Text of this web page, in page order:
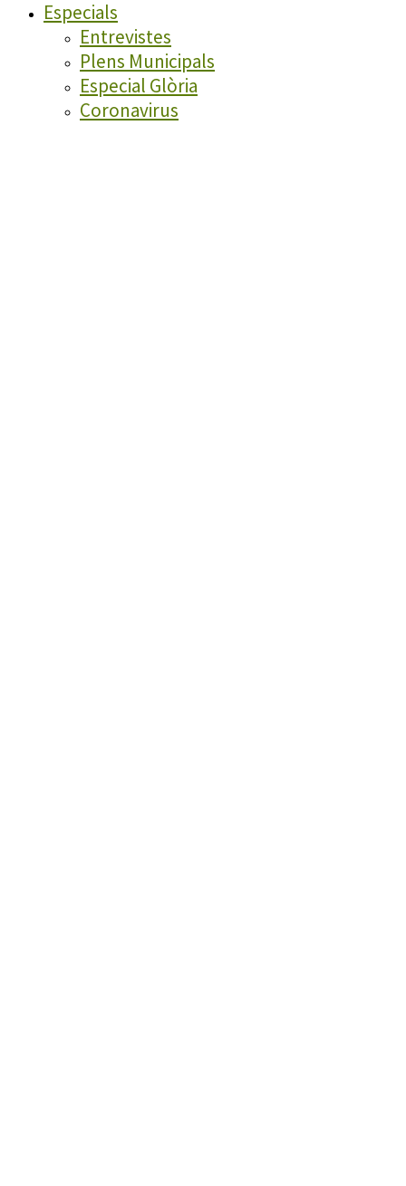
Especials
Entrevistes
Plens Municipals
Especial Glòria
Coronavirus